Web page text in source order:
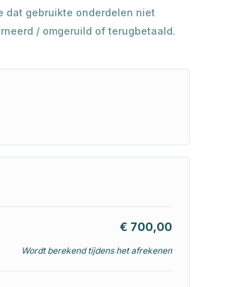
dat gebruikte onderdelen niet
/ omgeruild of terugbetaald.
€ 700,00
Wordt berekend tijdens het afrekenen